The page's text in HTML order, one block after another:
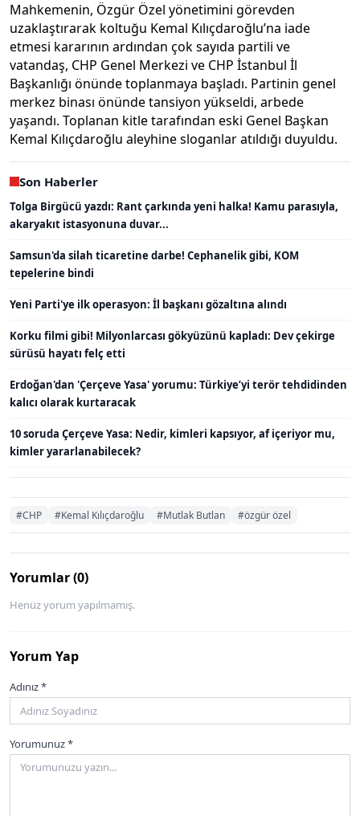
Mahkemenin, Özgür Özel yönetimini görevden
uzaklaştırarak koltuğu Kemal Kılıçdaroğlu’na iade
etmesi kararının ardından çok sayıda partili ve
vatandaş, CHP Genel Merkezi ve CHP İstanbul İl
Başkanlığı önünde toplanmaya başladı. Partinin genel
merkez binası önünde tansiyon yükseldi, arbede
yaşandı. Toplanan kitle tarafından eski Genel Başkan
Kemal Kılıçdaroğlu aleyhine sloganlar atıldığı duyuldu.
Son Haberler
Tolga Birgücü yazdı: Rant çarkında yeni halka! Kamu parasıyla,
akaryakıt istasyonuna duvar...
Samsun'da silah ticaretine darbe! Cephanelik gibi, KOM
tepelerine bindi
Yeni Parti'ye ilk operasyon: İl başkanı gözaltına alındı
Korku filmi gibi! Milyonlarcası gökyüzünü kapladı: Dev çekirge
sürüsü hayatı felç etti
Erdoğan'dan 'Çerçeve Yasa' yorumu: Türkiye’yi terör tehdidinden
kalıcı olarak kurtaracak
10 soruda Çerçeve Yasa: Nedir, kimleri kapsıyor, af içeriyor mu,
kimler yararlanabilecek?
#CHP #Kemal Kılıçdaroğlu #Mutlak Butlan #özgür özel
Yorumlar (0)
Henüz yorum yapılmamış.
Yorum Yap
Adınız *
Yorumunuz *